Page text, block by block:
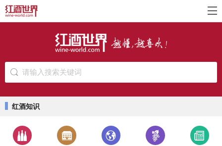
请输入搜索关键词
红酒知识